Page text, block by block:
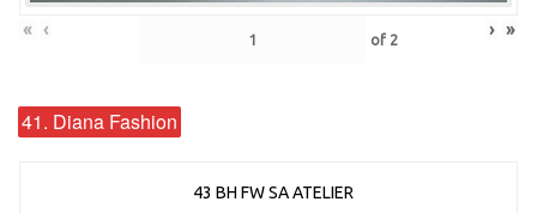
« ‹ of 2 › »
41. Diana Fashion
43 BH FW SA ATELIER